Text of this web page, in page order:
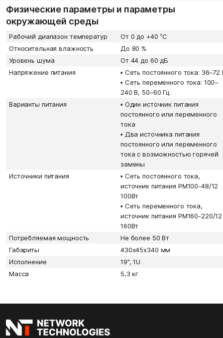
Физические параметры и параметры
окружающей среды
Рабочий диапазон температур
От 0 до +40 °С
Относительная влажность
До 80 %
Уровень шума
От 44 до 60 дБ
Напряжение питания
• Сеть постоянного тока: 36–72
• Сеть переменного тока: 100–
240 В, 50–60 Гц
Варианты питания
• Один источник питания
постоянного или переменного
тока
• Два источника питания
постоянного или переменного
тока с возможностью горячей
замены
Источники питания
• Сеть постоянного тока,
источник питания PM100-48/12
100Вт
• Сеть переменного тока,
источник питания PM160-220/12
160Вт
Потребляемая мощность
Не более 50 Вт
Габариты
430х45х340 мм
Исполнение
19", 1U
Масса
5,3 кг